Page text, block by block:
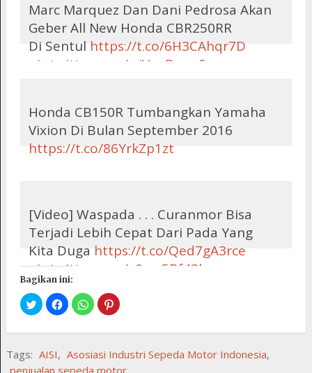
Marc Marquez Dan Dani Pedrosa Akan
Geber All New Honda CBR250RR
Di Sentul https://t.co/6H3CAhqr7D
pic.twitter.com/wiVaeDeeq0
11, 2016
Honda CB150R Tumbangkan Yamaha
Vixion Di Bulan September 2016
https://t.co/86YrkZp1zt
[Video] Waspada . . . Curanmor Bisa
Terjadi Lebih Cepat Dari Pada Yang
Kita Duga https://t.co/Qed7gA3rce
pic.twitter.com/y0mz5Bf43l
— Indomoto++ (@indomoto)
10, 2016
Bagikan ini:
Tags: AISI, Asosiasi Industri Sepeda Motor Indonesia,